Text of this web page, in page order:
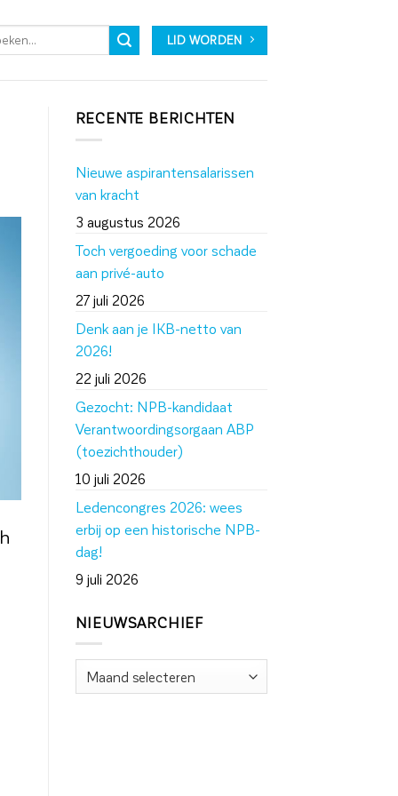
LID WORDEN
RECENTE BERICHTEN
Nieuwe aspirantensalarissen
van kracht
3 augustus 2026
Toch vergoeding voor schade
aan privé-auto
27 juli 2026
Denk aan je IKB-netto van
2026!
22 juli 2026
Gezocht: NPB-kandidaat
Verantwoordingsorgaan ABP
(toezichthouder)
10 juli 2026
Ledencongres 2026: wees
erbij op een historische NPB-
dag!
9 juli 2026
NIEUWSARCHIEF
Nieuwsarchief